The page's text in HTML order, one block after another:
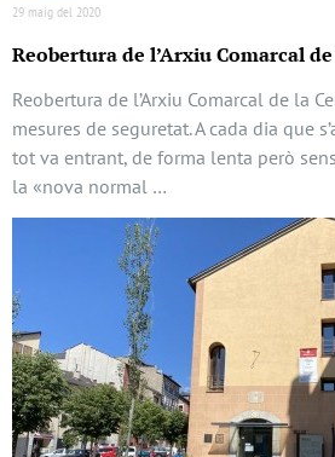
29 maig del 2020
Reobertura de l’Arxiu Comarcal
Reobertura de l’Arxiu Comarcal de la
mesures de seguretat. A cada dia que
tot va entrant, de forma lenta però
la «nova normal …